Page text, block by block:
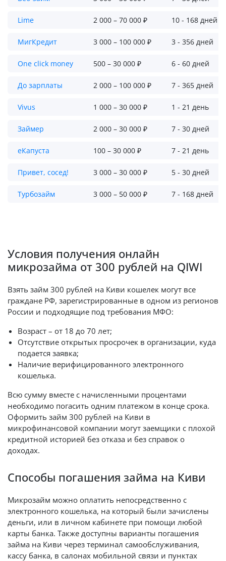
Lime 2 000 – 70 000 ₽ 10 - 168 дней
МигКредит 3 000 – 100 000 ₽ 3 - 356 дней
One click money 500 – 30 000 ₽ 6 - 60 дней
До зарплаты 2 000 – 100 000 ₽ 7 - 365 дней
Vivus 1 000 – 30 000 ₽ 1 - 21 день
Займер 2 000 – 30 000 ₽ 7 - 30 дней
еКапуста 100 – 30 000 ₽ 7 - 21 день
Привет, сосед! 3 000 – 30 000 ₽ 5 - 30 дней
Турбозайм 3 000 – 50 000 ₽ 7 - 168 дней
Условия получения онлайн
микрозайма от 300 рублей на QIWI
Взять займ 300 рублей на Киви кошелек могут все
граждане РФ, зарегистрированные в одном из регионов
России и подходящие под требования МФО:
Возраст – от 18 до 70 лет;
Отсутствие открытых просрочек в организации, куда
подается заявка;
Наличие верифицированного электронного
кошелька.
Всю сумму вместе с начисленными процентами
необходимо погасить одним платежом в конце срока.
Оформить займ 300 рублей на Киви в
микрофинансовой компании могут заемщики с плохой
кредитной историей без отказа и без справок о
доходах.
Способы погашения займа на Киви
Микрозайм можно оплатить непосредственно с
электронного кошелька, на который были зачислены
деньги, или в личном кабинете при помощи любой
карты банка. Также доступны варианты погашения
займа на Киви через терминал самообслуживания,
кассу банка, в салонах мобильной связи и пунктах